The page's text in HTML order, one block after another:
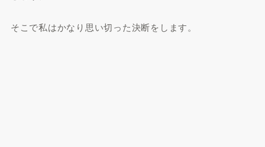
そこで私はかなり思い切った決断をします。